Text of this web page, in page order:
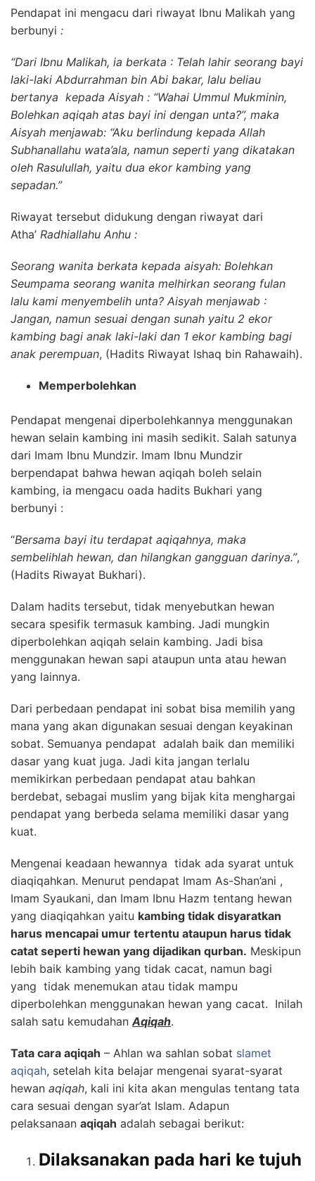
Pendapat ini mengacu dari riwayat Ibnu Malikah yang
berbunyi :
“Dari Ibnu Malikah, ia berkata : Telah lahir seorang bayi
laki-laki Abdurrahman bin Abi bakar, lalu beliau
bertanya kepada Aisyah : “Wahai Ummul Mukminin,
Bolehkan aqiqah atas bayi ini dengan unta?”, maka
Aisyah menjawab: “Aku berlindung kepada Allah
Subhanallahu wata’ala, namun seperti yang dikatakan
oleh Rasulullah, yaitu dua ekor kambing yang
sepadan.”
Riwayat tersebut didukung dengan riwayat dari
Atha’ Radhiallahu Anhu :
Seorang wanita berkata kepada aisyah: Bolehkan
Seumpama seorang wanita melhirkan seorang fulan
lalu kami menyembelih unta? Aisyah menjawab :
Jangan, namun sesuai dengan sunah yaitu 2 ekor
kambing bagi anak laki-laki dan 1 ekor kambing bagi
anak perempuan, (Hadits Riwayat Ishaq bin Rahawaih).
Memperbolehkan
Pendapat mengenai diperbolehkannya menggunakan
hewan selain kambing ini masih sedikit. Salah satunya
dari Imam Ibnu Mundzir. Imam Ibnu Mundzir
berpendapat bahwa hewan aqiqah boleh selain
kambing, ia mengacu oada hadits Bukhari yang
berbunyi :
“Bersama bayi itu terdapat aqiqahnya, maka
sembelihlah hewan, dan hilangkan gangguan darinya.”,
(Hadits Riwayat Bukhari).
Dalam hadits tersebut, tidak menyebutkan hewan
secara spesifik termasuk kambing. Jadi mungkin
diperbolehkan aqiqah selain kambing. Jadi bisa
menggunakan hewan sapi ataupun unta atau hewan
yang lainnya.
Dari perbedaan pendapat ini sobat bisa memilih yang
mana yang akan digunakan sesuai dengan keyakinan
sobat. Semuanya pendapat adalah baik dan memiliki
dasar yang kuat juga. Jadi kita jangan terlalu
memikirkan perbedaan pendapat atau bahkan
berdebat, sebagai muslim yang bijak kita menghargai
pendapat yang berbeda selama memiliki dasar yang
kuat.
Mengenai keadaan hewannya tidak ada syarat untuk
diaqiqahkan. Menurut pendapat Imam As-Shan’ani ,
Imam Syaukani, dan Imam Ibnu Hazm tentang hewan
yang diaqiqahkan yaitu kambing tidak disyaratkan
harus mencapai umur tertentu ataupun harus tidak
catat seperti hewan yang dijadikan qurban. Meskipun
lebih baik kambing yang tidak cacat, namun bagi
yang tidak menemukan atau tidak mampu
diperbolehkan menggunakan hewan yang cacat. Inilah
salah satu kemudahan Aqiqah.
Tata cara aqiqah – Ahlan wa sahlan sobat slamet
aqiqah, setelah kita belajar mengenai syarat-syarat
hewan aqiqah, kali ini kita akan mengulas tentang tata
cara sesuai dengan syar’at Islam. Adapun
pelaksanaan aqiqah adalah sebagai berikut:
Dilaksanakan pada hari ke tujuh